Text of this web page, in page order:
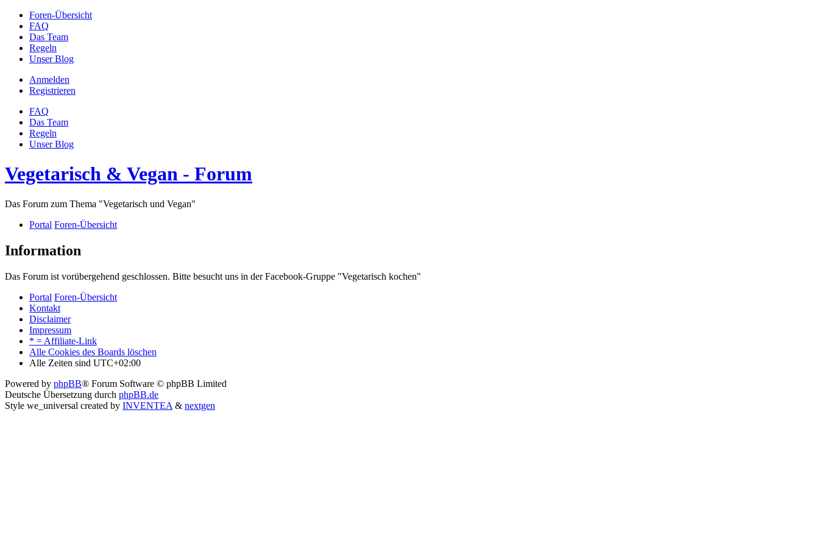
Foren-Übersicht
FAQ
Das Team
Regeln
Unser Blog
Anmelden
Registrieren
FAQ
Das Team
Regeln
Unser Blog
Vegetarisch & Vegan - Forum
Das Forum zum Thema "Vegetarisch und Vegan"
Portal Foren-Übersicht
Information
Das Forum ist vorübergehend geschlossen. Bitte besucht uns in der Facebook-Gruppe "Vegetarisch kochen"
Portal Foren-Übersicht
Kontakt
Disclaimer
Impressum
* = Affiliate-Link
Alle Cookies des Boards löschen
Alle Zeiten sind UTC+02:00
Powered by phpBB® Forum Software © phpBB Limited
Deutsche Übersetzung durch phpBB.de
Style we_universal created by INVENTEA & nextgen